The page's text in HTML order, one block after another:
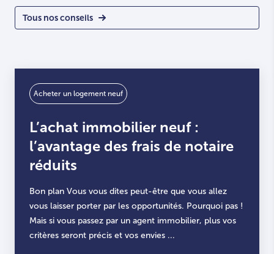
Tous nos conseils
Acheter un logement neuf
L’achat immobilier neuf :
l’avantage des frais de notaire
réduits
Bon plan Vous vous dites peut-être que vous allez
vous laisser porter par les opportunités. Pourquoi pas !
Mais si vous passez par un agent immobilier, plus vos
critères seront précis et vos envies ...